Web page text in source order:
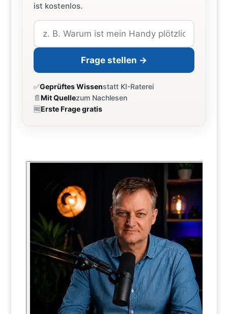
ist kostenlos.
Frage stellen →
✅Geprüftes Wissenstatt KI-Raterei
📄Mit Quellezum Nachlesen
🆓Erste Frage gratis